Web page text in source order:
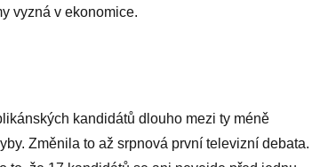
vyzná v ekonomice.
kandidátů dlouho mezi ty méně
Změnila to až srpnová první televizní debata.